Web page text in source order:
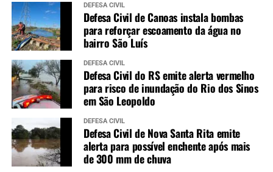
DEFESA CIVIL
Defesa Civil de Canoas instala bombas
para reforçar escoamento da água no
bairro São Luís
DEFESA CIVIL
Defesa Civil do RS emite alerta vermelho
para risco de inundação do Rio dos Sinos
em São Leopoldo
DEFESA CIVIL
Defesa Civil de Nova Santa Rita emite
alerta para possível enchente após mais
de 300 mm de chuva